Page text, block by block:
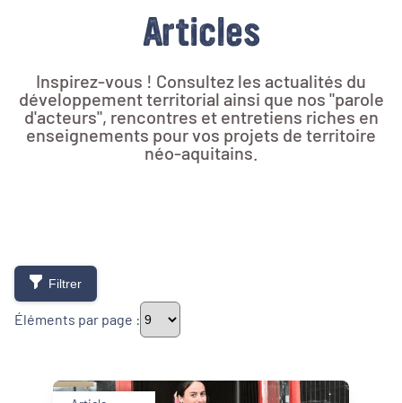
Articles
Inspirez-vous ! Consultez les actualités du
développement territorial ainsi que nos "parole
d'acteurs", rencontres et entretiens riches en
enseignements pour vos projets de territoire
néo-aquitains.
Filtrer
Éléments par page :